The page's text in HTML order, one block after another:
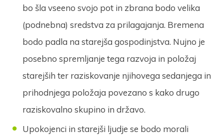
bo šla vseeno svojo pot in zbrana bodo velika
(podnebna) sredstva za prilagajanja. Bremena
bodo padla na starejša gospodinjstva. Nujno je
posebno spremljanje tega razvoja in položaj
starejših ter raziskovanje njihovega sedanjega in
prihodnjega položaja povezano s kako drugo
raziskovalno skupino in državo.
Upokojenci in starejši ljudje se bodo morali